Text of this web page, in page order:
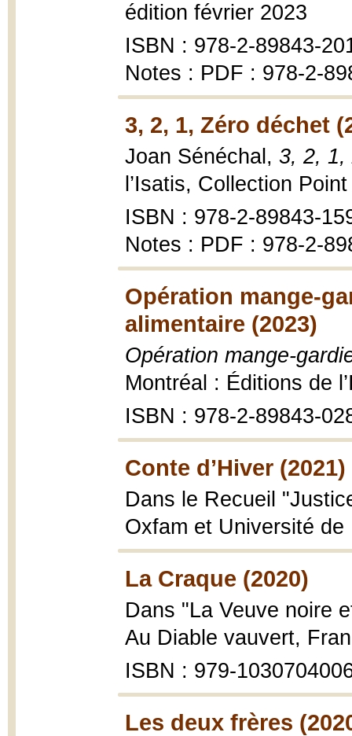
édition février 2023
ISBN : 978-2-89843-
Notes : PDF : 978-2-
3, 2, 1, Zéro déchet
Joan Sénéchal, 3, 2, 1,
l’Isatis, Collection
ISBN : 978-2-89843-
Notes : PDF : 978-2-
Opération mange-
alimentaire (2023)
Opération mange-
Montréal : Éditions de
ISBN : 978-2-89843-
Conte d’Hiver (2021)
Dans le Recueil
Oxfam et Université de
La Craque (2020)
Dans "La Veuve noire
Au Diable vauvert,
ISBN : 979-
Les deux frères